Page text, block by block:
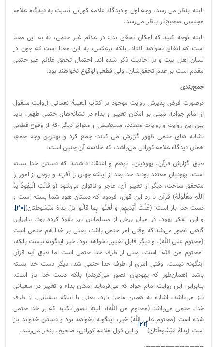
البته بنظر می رسد، وجه اول و دیدگاه علامه کورانی نسبت به دیدگاه علامه
مجلسی صحیح‌تر بنظر می‌رسد.
البته توجه کنید که امکان تحقق بداء در علائم غیر حتمی، نه به این معنا
است که اتفاق نخواهد افتاد. بلکه برعکس، به این معنا است که چون در
لسان اهل بیت و در احادیث ذکر شده اند. احتمال تحقق علائم غیر حتمی
مقدم است بر عدم تحقق‌شان، ولی قطعی‌الوقوع نخواهند بود.
جمع‌بندی
درصورت فرض پذیرش روایت موجود در کتاب الغیبۀ نعمانی (روایت منقول
از امام جواد)، مبنی بر امکان تغییر و بداء در نشانه‌های حتمی ظهور، باید
بین این روایت و روایات متعدد، مستفیض و متواتر دیگر -که از وقوع قطعی
نشانه های حتمی ظهور گزارش می کنند- جمع کرد و بهترین وجه جمع،
همان دیدگاه علامه کورانی می‌باشد، که خلاصه آن چنین است:
طبق گزارش قرآن، یهودیان، توهم و اعتقاد داشتند که دستان خدا بسته
است. یهودیان معتقد بودند خدا بعد از اینکه جهان را آفرید و برخی از امور را
متحقق ساخت، دیگر از تغییر آن، عاجر و ناتوان می‌شود (وَ قالَتِ الْیَهُودُ یَدُ
اللَّهِ مَغْلُولَهٌ) قرآن با رد این قول، فرمود که دستان هود شما بسته است و
دست خدا باز است: (غُلَّتْ أَیْدیهِمْ وَ لُعِنُوا بِما قالُوا بَلْ یَداهُ مَبْسُوطَتان)[۲۰]
.
و این تفکر یهود، در میان برخی از مسلمانان نیز نفوذ کرده بود. بنابراین
گاهی تصور می‌شد که وقتی امر حتمی باشد، یعنی بر خدا هم حتمی است
(محتوم علی الله)، و دیگر قابل تغییر نخواهد بود، خیر اینگونه نیست بلکه،
“محتوم من الله” است، یعنی از طرف خدا حتمی است اما طبق آیه قرآن
اینگونه نیست. وقتی امری از طرف خدا حتمی شد، دیگر دست خدا بسته
باشد (همان‌طور که یهودیان تصور می‌کردند) بلکه دست خدا باز است.
بنابراین این روایت امام جواد که می‌فرماید امکان بداء و تغییر در سفیانی
نیز می‌باشد، اشاره به همین ماجرا دارد، یعنی با اینکه سفیانی، از طرف
خدا، حتمی می‌باشد (محتوم من الله)، البته تصور نکنید که بر خدا حتمی
شده است (محتوم علی الله) خیر، اینگونه نخواهد بود و دستان خدواند باز
است (یَداهُ مَبْسُوطَتان)
[۲۱]
و این قول علامه کورانی، صحیح، بنظر می‌رسد.